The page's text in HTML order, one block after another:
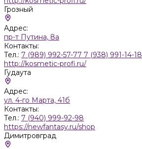
Грозный
Адрес:
пр-т Путина, 8а
Контакты:
Тел.: 7 (989) 992-57-77 7 (938) 991-14-18
http://kosmetic-profi.ru/
Гудаута
Адрес:
ул. 4-го Марта, 41б
Контакты:
Тел.: 7 (940) 999-92-98
https://newfantasy.ru/shop
Димитровград